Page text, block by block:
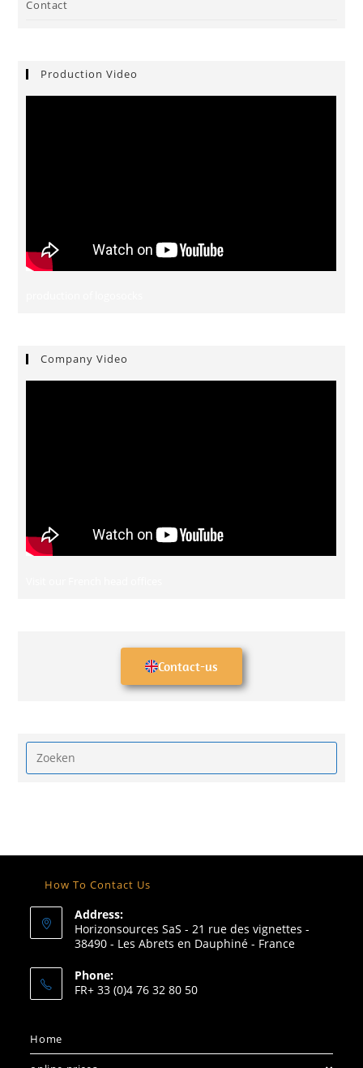
Contact
Production Video
Company Video
Contact-us
How To Contact Us
Address:
Horizonsources SaS - 21 rue des vignettes -
38490 - Les Abrets en Dauphiné - France
Phone:
FR+ 33 (0)4 76 32 80 50
Home